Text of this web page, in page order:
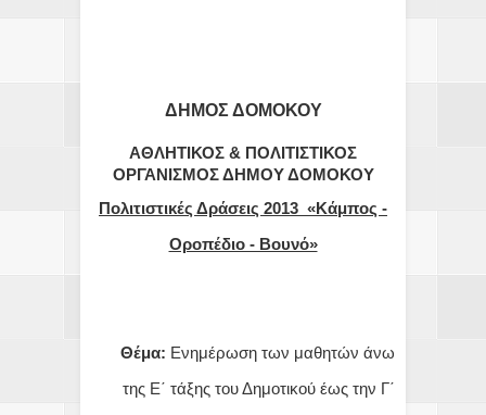
ΔΗΜΟΣ ΔΟΜΟΚΟΥ
ΑΘΛΗΤΙΚΟΣ & ΠΟΛΙΤΙΣΤΙΚΟΣ
ΟΡΓΑΝΙΣΜΟΣ ΔΗΜΟΥ ΔΟΜΟΚΟΥ
Πολιτιστικές Δράσεις 2013 «Κάμπος -
Οροπέδιο - Βουνό»
Θέμα: Ενημέρωση των μαθητών άνω
της Ε΄ τάξης του Δημοτικού έως την Γ΄